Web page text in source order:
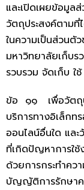
และเปิดเผยข้อมูล
วัตถุประสงค์ตามที่
ในความเป็นส่วนตั
มหาวิทยาลัยเก็บร
รวบรวม จัดเก็บ ใ
ข้อ ๑๑ เพื่อวัตถุปร
บริการทางอิเล็กท
ออนไลน์อื่นใด แล
ที่เกิดปัญหาการใ
ด้วยการกระทำคว
บัญญัติการรักษาค